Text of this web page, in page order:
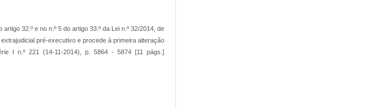
32.º e no n.º 5 do artigo 33.º da Lei n.º 32/2014, de
pré-executivo e procede à primeira alteração
I n.º 221 (14-11-2014), p. 5864 - 5874 [11 págs.]